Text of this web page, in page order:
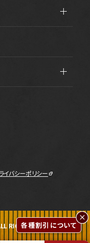
各種割引について
イバシーポリシー
RIGHTS RESERVED.